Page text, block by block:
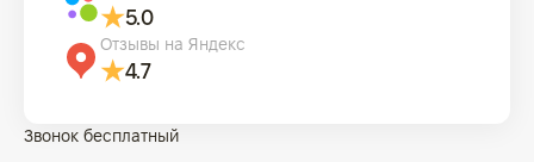
5.0
Отзывы на Яндекс
4.7
Звонок бесплатный